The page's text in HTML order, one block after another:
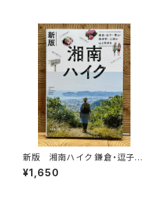
新版 湘南ハイク 鎌倉・逗子・
葉山・横須賀・三浦の山と海歩き
¥1,650